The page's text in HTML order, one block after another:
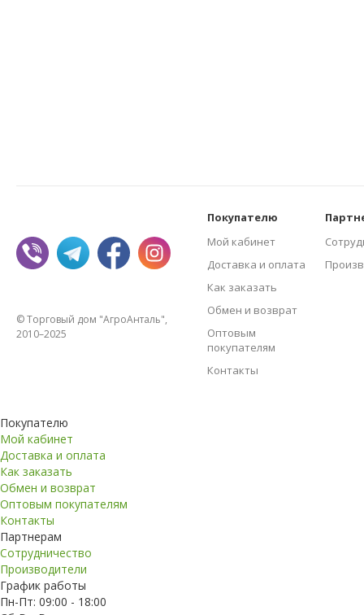
© Торговый дом "АгроАнталь",
2010–2025
Покупателю
Мой кабинет
Доставка и оплата
Как заказать
Обмен и возврат
Оптовым
покупателям
Контакты
Покупателю
Мой кабинет
Доставка и оплата
Как заказать
Обмен и возврат
Оптовым покупателям
Контакты
Партнерам
Сотрудничество
Производители
График работы
Пн-Пт: 09:00 - 18:00